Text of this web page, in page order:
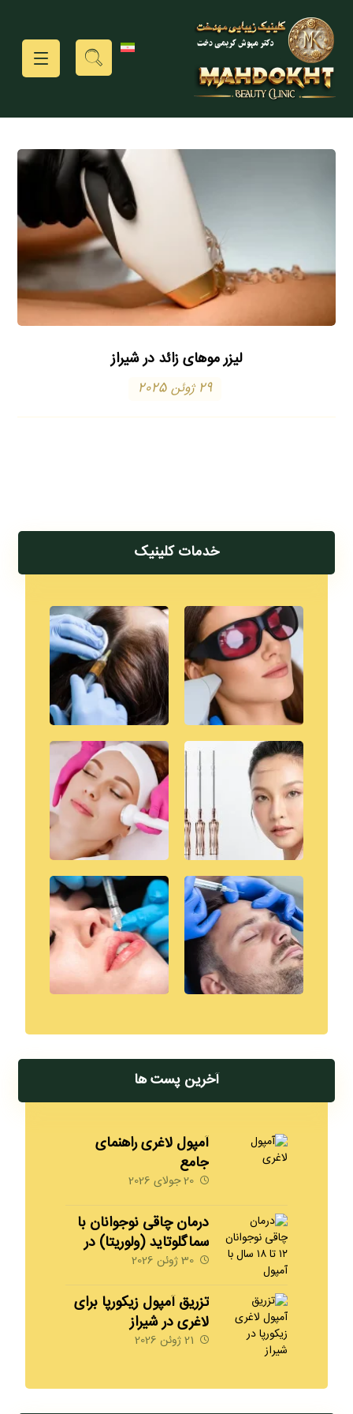
لیزر موهای زائد در شیراز
29 ژوئن 2025
خدمات کلینیک
آخرین پست ها
آمپول لاغری راهنمای
جامع
20 جولای 2026
درمان چاقی نوجوانان با
سماگلوتاید (ولوریتا) در
شیراز | 09170008792
30 ژوئن 2026
تزریق آمپول زیکورپا برای
لاغری در شیراز
09170008792
21 ژوئن 2026